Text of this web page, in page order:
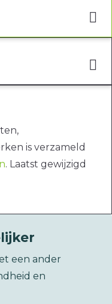
is verzameld
. Laatst gewijzigd
een ander
en